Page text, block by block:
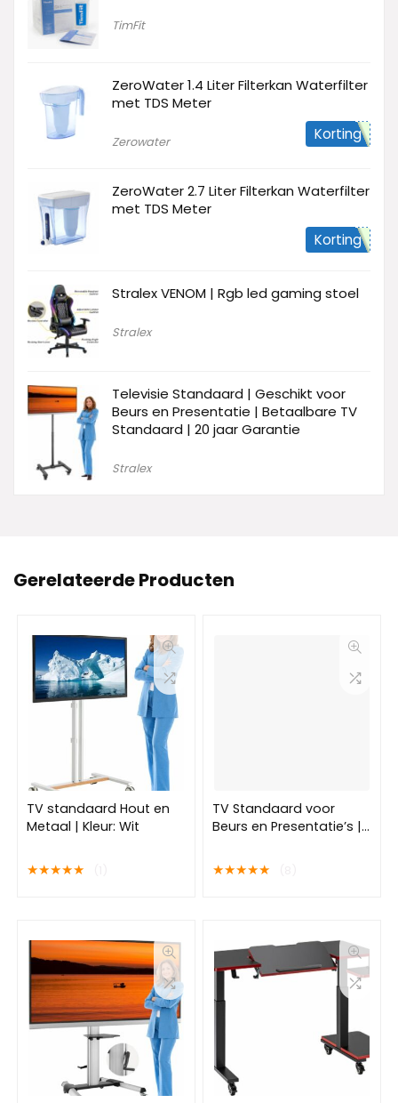
TimFit
ZeroWater 1.4 Liter Filterkan Waterfilter
met TDS Meter
Zerowater Korting
ZeroWater 2.7 Liter Filterkan Waterfilter
met TDS Meter
Korting
Stralex VENOM | Rgb led gaming stoel
Stralex
Televisie Standaard | Geschikt voor
Beurs en Presentatie | Betaalbare TV
Standaard | 20 jaar Garantie
Stralex
Gerelateerde Producten
TV standaard Hout en
Metaal | Kleur: Wit
★★★★★
TV Standaard voor
Beurs en Presentatie’s |
Standaard voor
kantoorgebruik | Met
Kantelbaar | Tot 70 inch
en 50 Kilo | 20 jaar
Garantie | Kijkhoogte
128cm – 145cm
★★★★★